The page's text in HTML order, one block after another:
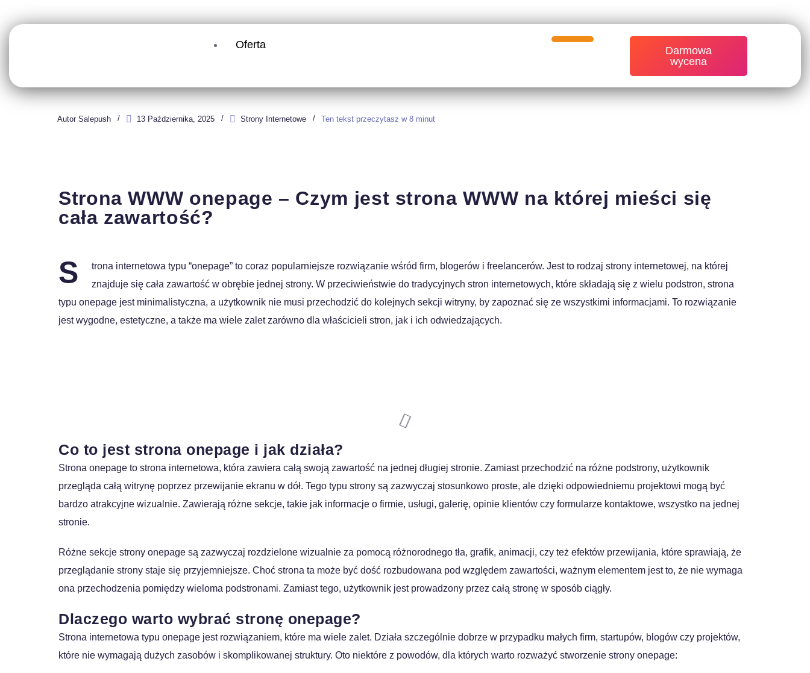
Oferta
Darmowa
wycena
Autor Salepush 13 Października, 2025 Strony Internetowe Ten tekst przeczytasz w 8 minut
Strona WWW onepage – Czym jest strona WWW na której mieści się
cała zawartość?
S
trona internetowa typu “onepage” to coraz popularniejsze rozwiązanie wśród firm, blogerów i freelancerów. Jest to rodzaj strony internetowej, na której
znajduje się cała zawartość w obrębie jednej strony. W przeciwieństwie do tradycyjnych stron internetowych, które składają się z wielu podstron, strona
typu onepage jest minimalistyczna, a użytkownik nie musi przechodzić do kolejnych sekcji witryny, by zapoznać się ze wszystkimi informacjami. To rozwiązanie
jest wygodne, estetyczne, a także ma wiele zalet zarówno dla właścicieli stron, jak i ich odwiedzających.
Co to jest strona onepage i jak działa?
Strona onepage to strona internetowa, która zawiera całą swoją zawartość na jednej długiej stronie. Zamiast przechodzić na różne podstrony, użytkownik
przegląda całą witrynę poprzez przewijanie ekranu w dół. Tego typu strony są zazwyczaj stosunkowo proste, ale dzięki odpowiedniemu projektowi mogą być
bardzo atrakcyjne wizualnie. Zawierają różne sekcje, takie jak informacje o firmie, usługi, galerię, opinie klientów czy formularze kontaktowe, wszystko na jednej
stronie.
Różne sekcje strony onepage są zazwyczaj rozdzielone wizualnie za pomocą różnorodnego tła, grafik, animacji, czy też efektów przewijania, które sprawiają, że
przeglądanie strony staje się przyjemniejsze. Choć strona ta może być dość rozbudowana pod względem zawartości, ważnym elementem jest to, że nie wymaga
ona przechodzenia pomiędzy wieloma podstronami. Zamiast tego, użytkownik jest prowadzony przez całą stronę w sposób ciągły.
Dlaczego warto wybrać stronę onepage?
Strona internetowa typu onepage jest rozwiązaniem, które ma wiele zalet. Działa szczególnie dobrze w przypadku małych firm, startupów, blogów czy projektów,
które nie wymagają dużych zasobów i skomplikowanej struktury. Oto niektóre z powodów, dla których warto rozważyć stworzenie strony onepage: